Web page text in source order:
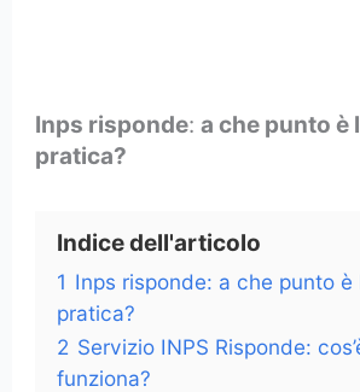
Inps risponde:a che punto è
pratica?
Indice dell'articolo
1 Inps risponde: a che punto è
pratica?
2 Servizio INPS Risponde:
funziona?